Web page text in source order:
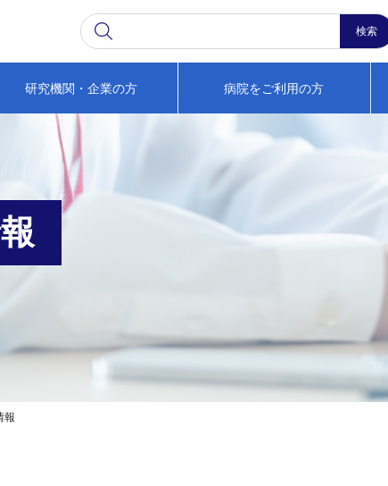
研究機関・企業の方 病院をご利用の方
報